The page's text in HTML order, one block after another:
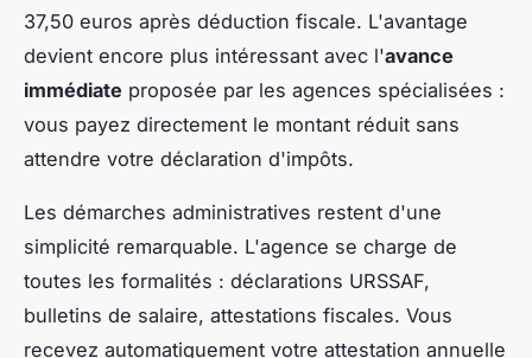
37,50 euros après déduction fiscale. L'avantage
devient encore plus intéressant avec l'avance
immédiate proposée par les agences spécialisées :
vous payez directement le montant réduit sans
attendre votre déclaration d'impôts.
Les démarches administratives restent d'une
simplicité remarquable. L'agence se charge de
toutes les formalités : déclarations URSSAF,
bulletins de salaire, attestations fiscales. Vous
recevez automatiquement votre attestation annuelle